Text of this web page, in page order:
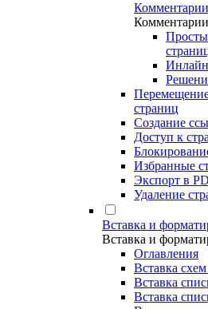
страниц
Создание
Доступ к
Избранные
Экспорт в
Удаление
Вставка и
Вставка и
Оглавления
Вставка
Вставка
Вставка